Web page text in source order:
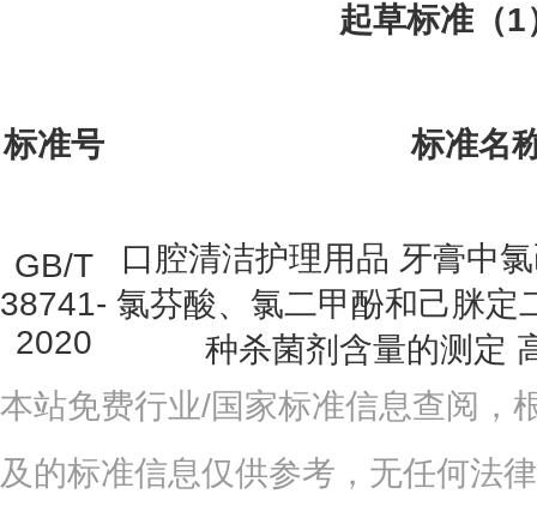
起草标准（1
标准号 标准名
GB/T
38741-
2020
口腔清洁护理用品 牙膏中
氯芬酸、氯二甲酚和己脒定
种杀菌剂含量的测定
本站免费行业/国家标准信息查阅，
及的标准信息仅供参考，无任何法